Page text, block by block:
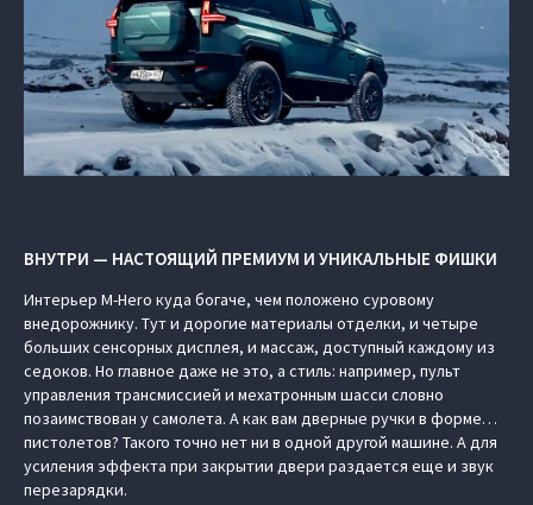
ВНУТРИ — НАСТОЯЩИЙ ПРЕМИУМ И УНИКАЛЬНЫЕ ФИШКИ
Интерьер M-Hero куда богаче, чем положено суровому
внедорожнику. Тут и дорогие материалы отделки, и четыре
больших сенсорных дисплея, и массаж, доступный каждому из
седоков. Но главное даже не это, а стиль: например, пульт
управления трансмиссией и мехатронным шасси словно
позаимствован у самолета. А как вам дверные ручки в форме…
пистолетов? Такого точно нет ни в одной другой машине. А для
усиления эффекта при закрытии двери раздается еще и звук
перезарядки.